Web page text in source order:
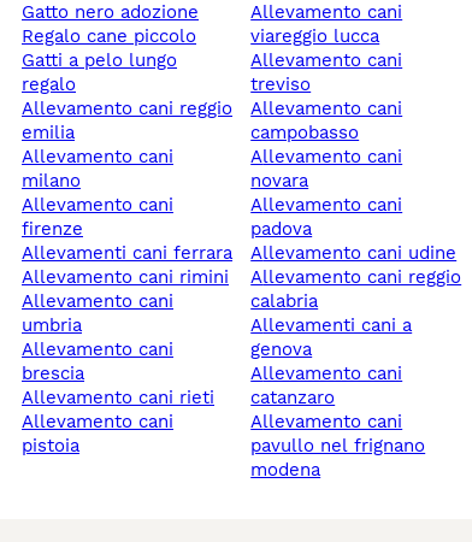
gatto nero adozione
regalo cane piccolo
gatti a pelo lungo
regalo
allevamento cani reggio
emilia
allevamento cani
milano
allevamento cani
firenze
allevamenti cani ferrara
allevamento cani rimini
allevamento cani
umbria
allevamento cani
brescia
allevamento cani rieti
allevamento cani
pistoia
allevamento cani
viareggio lucca
allevamento cani
treviso
allevamento cani
campobasso
allevamento cani
novara
allevamento cani
padova
allevamento cani udine
allevamento cani reggio
calabria
allevamenti cani a
genova
allevamento cani
catanzaro
allevamento cani
pavullo nel frignano
modena